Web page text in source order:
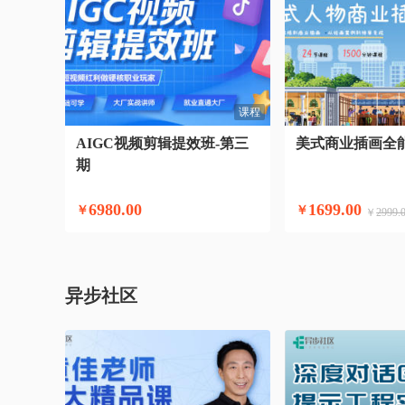
课程
AIGC视频剪辑提效班-第三
期
￥6980.00
美式商业插画全
￥ 1699.00 ￥
异步社区